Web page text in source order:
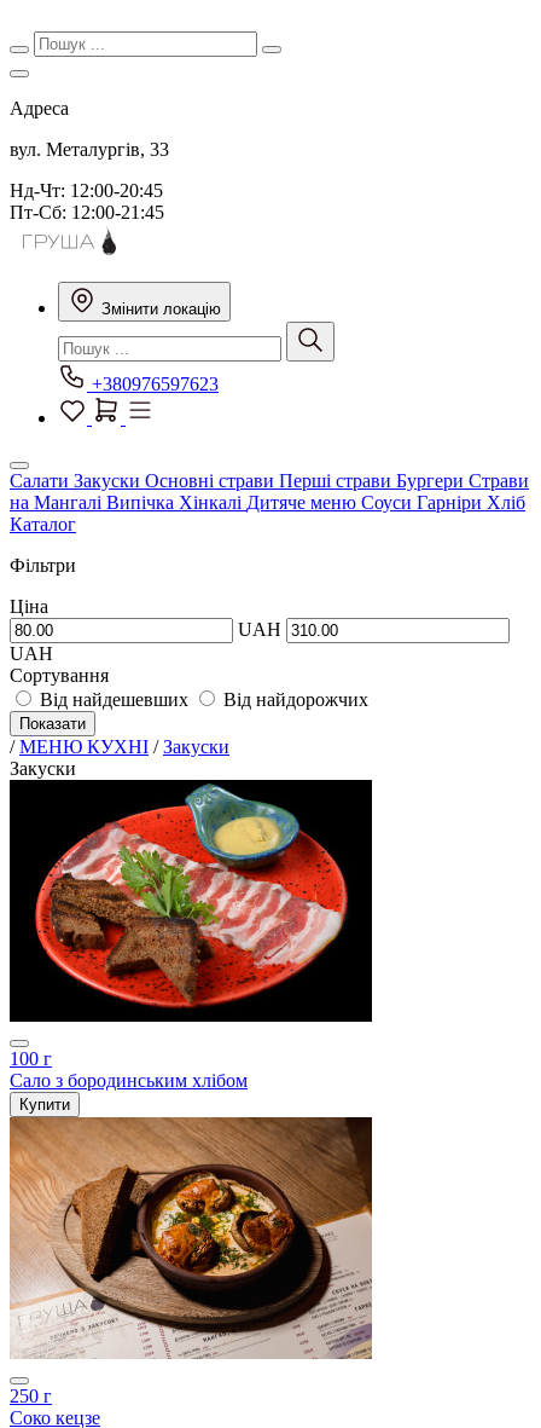
Адреса
вул. Металургів, 33
Нд-Чт: 12:00-20:45
Пт-Сб: 12:00-21:45
Змінити локацію
+380976597623
Салати Закуски Основні страви Перші страви Бургери Страви
на Мангалі Випічка Хінкалі Дитяче меню Соуси Гарніри Хліб
Каталог
Фільтри
Ціна
UAH
UAH
Сортування
Від найдешевших
Від найдорожчих
Показати
/ МЕНЮ КУХНІ / Закуски
Закуски
100 г
Сало з бородинським хлібом
Купити
250 г
Соко кецзе